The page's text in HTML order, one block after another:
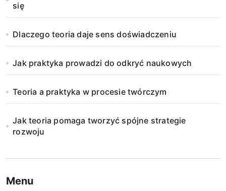
c
o
w
a
się
Dlaczego teoria daje sens doświadczeniu
Jak praktyka prowadzi do odkryć naukowych
Teoria a praktyka w procesie twórczym
Jak teoria pomaga tworzyć spójne strategie
rozwoju
Menu